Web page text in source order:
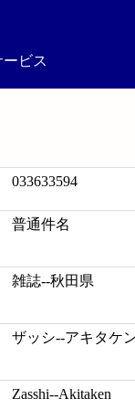
ビス
033633594
普通件名
雑誌--秋田県
ザッシ--アキタケ
Zasshi--Akitaken